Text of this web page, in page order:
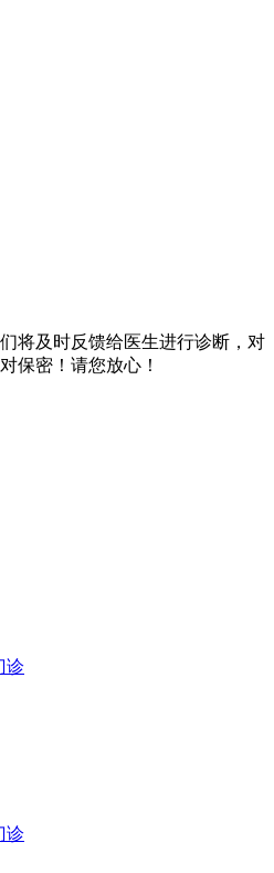
将及时反馈给医生进行诊断，对
保密！请您放心！
诊
诊